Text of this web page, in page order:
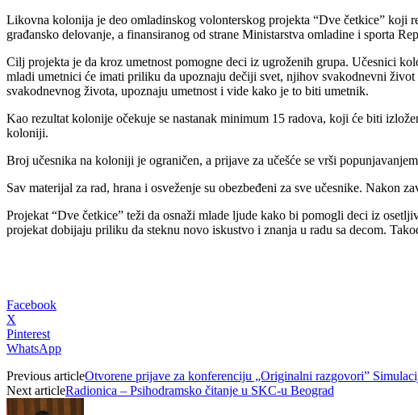
Likovna kolonija je deo omladinskog volonterskog projekta “Dve četkice” koji
građansko delovanje, a finansiranog od strane Ministarstva omladine i sporta
Cilj projekta je da kroz umetnost pomogne deci iz ugroženih grupa. Učesnici
mladi umetnici će imati priliku da upoznaju dečiji svet, njihov svakodnevni
svakodnevnog života, upoznaju umetnost i vide kako je to biti umetnik.
Kao rezultat kolonije očekuje se nastanak minimum 15 radova, koji će biti
koloniji.
Broj učesnika na koloniji je ograničen, a prijave za učešće se vrši popunjavanjem
Sav materijal za rad, hrana i osveženje su obezbeđeni za sve učesnike. Nakon
Projekat “Dve četkice” teži da osnaži mlade ljude kako bi pomogli deci iz
projekat dobijaju priliku da steknu novo iskustvo i znanja u radu sa decom.
Facebook
X
Pinterest
WhatsApp
Previous articleOtvorene prijave za konferenciju „Originalni razgovori”
Next articleRadionica – Psihodramsko čitanje u SKC-u Beograd